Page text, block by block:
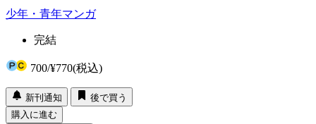
少年・青年マンガ
完結
700/¥770(税込)
新刊通知
後で買う
購入に進む